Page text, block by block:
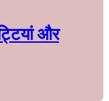
और